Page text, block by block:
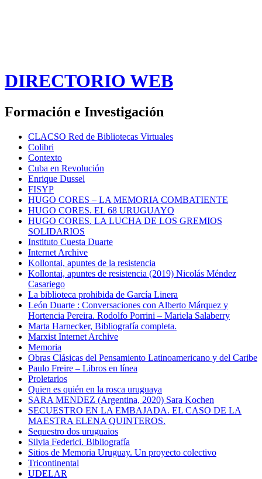
DIRECTORIO WEB
Formación e Investigación
CLACSO Red de Bibliotecas Virtuales
Colibri
Contexto
Cuba en Revolución
Enrique Dussel
FISYP
HUGO CORES – LA MEMORIA COMBATIENTE
HUGO CORES. EL 68 URUGUAYO
HUGO CORES. LA LUCHA DE LOS GREMIOS
SOLIDARIOS
Instituto Cuesta Duarte
Internet Archive
Kollontai, apuntes de la resistencia
Kollontai, apuntes de resistencia (2019) Nicolás Méndez
Casariego
La biblioteca prohibida de García Linera
León Duarte : Conversaciones con Alberto Márquez y
Hortencia Pereira. Rodolfo Porrini – Mariela Salaberry
Marta Harnecker, Bibliografía completa.
Marxist Internet Archive
Memoria
Obras Clásicas del Pensamiento Latinoamericano y del Caribe
Paulo Freire – Libros en línea
Proletarios
Quien es quién en la rosca uruguaya
SARA MENDEZ (Argentina, 2020) Sara Kochen
SECUESTRO EN LA EMBAJADA. EL CASO DE LA
MAESTRA ELENA QUINTEROS.
Sequestro dos uruguaios
Silvia Federici. Bibliografía
Sitios de Memoria Uruguay. Un proyecto colectivo
Tricontinental
UDELAR